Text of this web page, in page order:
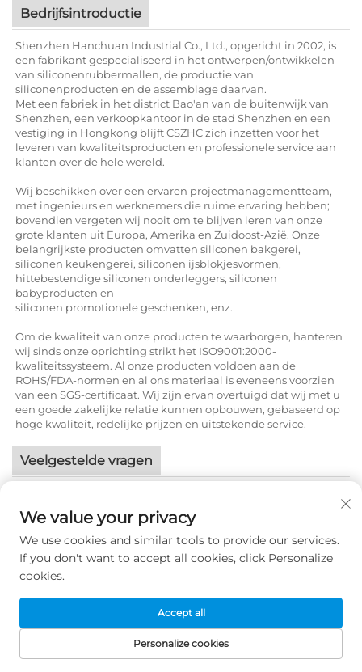
Bedrijfsintroductie
Shenzhen Hanchuan Industrial Co., Ltd., opgericht in 2002, is
een fabrikant gespecialiseerd in het ontwerpen/ontwikkelen
van siliconenrubbermallen, de productie van
siliconenproducten en de assemblage daarvan.
Met een fabriek in het district Bao'an van de buitenwijk van
Shenzhen, een verkoopkantoor in de stad Shenzhen en een
vestiging in Hongkong blijft CSZHC zich inzetten voor het
leveren van kwaliteitsproducten en professionele service aan
klanten over de hele wereld.
Wij beschikken over een ervaren projectmanagementteam,
met ingenieurs en werknemers die ruime ervaring hebben;
bovendien vergeten wij nooit om te blijven leren van onze
grote klanten uit Europa, Amerika en Zuidoost-Azië. Onze
belangrijkste producten omvatten siliconen bakgerei,
siliconen keukengerei, siliconen ijsblokjesvormen,
hittebestendige siliconen onderleggers, siliconen
babyproducten en
siliconen promotionele geschenken, enz.
Om de kwaliteit van onze producten te waarborgen, hanteren
wij sinds onze oprichting strikt het ISO9001:2000-
kwaliteitssysteem. Al onze producten voldoen aan de
ROHS/FDA-normen en al ons materiaal is eveneens voorzien
van een SGS-certificaat. Wij zijn ervan overtuigd dat wij met u
een goede zakelijke relatie kunnen opbouwen, gebaseerd op
hoge kwaliteit, redelijke prijzen en uitstekende service.
Veelgestelde vragen
2002. Onze afzetgebieden zijn Noord-Amerika (40,00%), West-
Europa (30,00%), Noord-Europa (10,00%), Oost-Europa
(10,00%), Zuid-Azië (1,00%), Oost-Azië (1,00%), Zuid-Amerika
(1,00%), Oceanië (1,00%), Zuid-Europa (1,00%), Midden-Amerika
(1,00%), Afrika (1,00%), de binnenlandse markt (1,00%), het
telt in totaal ongeveer 51–100 medewerkers.
2. hoe kunnen we de kwaliteit waarborgen?
We value your privacy
We use cookies and similar tools to provide our services.
If you don't want to accept all cookies, click Personalize
cookies.
Personalize cookies
Accept all